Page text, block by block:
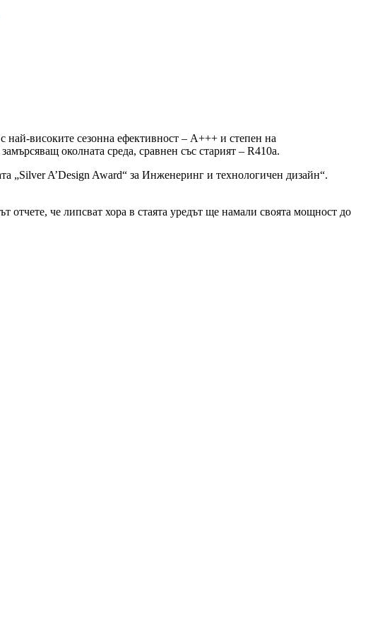
най-високите сезонна ефективност – А+++ и степен на
околната среда, сравнен със старият – R410a.
„Silver A’Design Award“ за Инженеринг и технологичен дизайн“.
че липсват хора в стаята уредът ще намали своята мощност до